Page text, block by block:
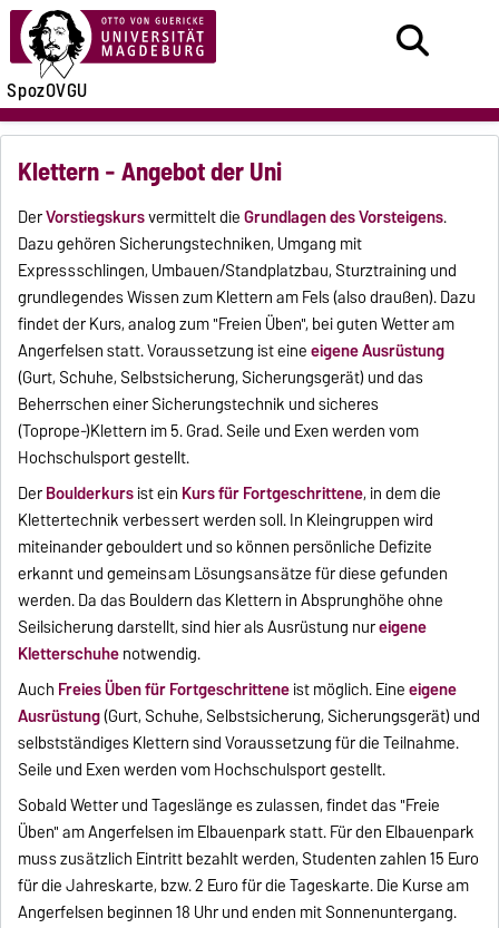
SpozOVGU
Klettern - Angebot der Uni
DerVorstiegskursvermittelt dieGrundlagen des Vorsteigens.
Dazu gehören Sicherungstechniken, Umgang mit
Expressschlingen, Umbauen/Standplatzbau, Sturztraining und
grundlegendes Wissen zum Klettern am Fels (also draußen). Dazu
findet der Kurs, analog zum "Freien Üben", bei guten Wetter am
Angerfelsen statt. Voraussetzung ist eineeigene Ausrüstung
(Gurt, Schuhe, Selbstsicherung, Sicherungsgerät) und das
Beherrschen einer Sicherungstechnik und sicheres
(Toprope-)Klettern im 5. Grad. Seile und Exen werden vom
Hochschulsport gestellt.
DerBoulderkursist ein Kurs für Fortgeschrittene, in dem die
Klettertechnik verbessert werden soll. In Kleingruppen wird
miteinander gebouldert und so können persönliche Defizite
erkannt und gemeinsam Lösungsansätze für diese gefunden
werden. Da das Bouldern das Klettern in Absprunghöhe ohne
Seilsicherung darstellt, sind hier als Ausrüstung nureigene
Kletterschuhenotwendig.
Auch Freies Üben für Fortgeschritteneist möglich. Eineeigene
Ausrüstung(Gurt, Schuhe, Selbstsicherung, Sicherungsgerät) und
selbstständiges Klettern sind Voraussetzung für die Teilnahme.
Seile und Exen werden vom Hochschulsport gestellt.
Sobald Wetter und Tageslänge es zulassen, findet das "Freie
Üben" am Angerfelsen im Elbauenpark statt. Für den Elbauenpark
muss zusätzlich Eintritt bezahlt werden, Studenten zahlen 15 Euro
für die Jahreskarte, bzw. 2 Euro für die Tageskarte. Die Kurse am
Angerfelsen beginnen 18 Uhr und enden mit Sonnenuntergang.